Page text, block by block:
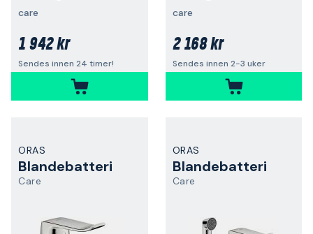
care
1 942 kr
Sendes innen 24 timer!
care
2 168 kr
Sendes innen 2-3 uker
ORAS
Blandebatteri
Care
ORAS
Blandebatteri
Care